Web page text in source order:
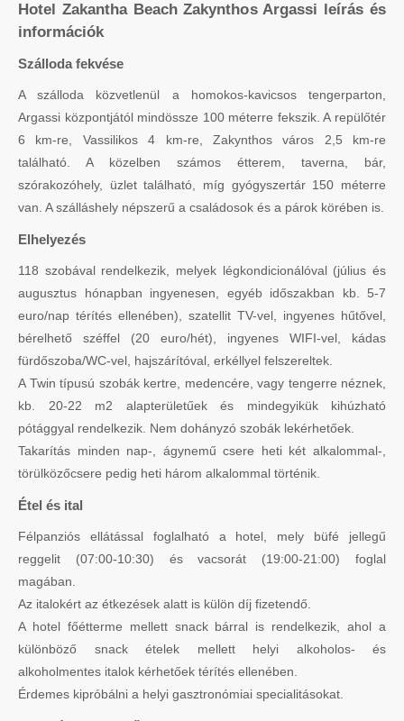
Hotel Zakantha Beach Zakynthos Argassi leírás és
információk
Szálloda fekvése
A szálloda közvetlenül a homokos-kavicsos tengerparton,
Argassi központjától mindössze 100 méterre fekszik. A repülőtér
6 km-re, Vassilikos 4 km-re, Zakynthos város 2,5 km-re
található. A közelben számos étterem, taverna, bár,
szórakozóhely, üzlet található, míg gyógyszertár 150 méterre
van. A szálláshely népszerű a családosok és a párok körében is.
Elhelyezés
118 szobával rendelkezik, melyek légkondicionálóval (július és
augusztus hónapban ingyenesen, egyéb időszakban kb. 5-7
euro/nap térítés ellenében), szatellit TV-vel, ingyenes hűtővel,
bérelhető széffel (20 euro/hét), ingyenes WIFI-vel, kádas
fürdőszoba/WC-vel, hajszárítóval, erkéllyel felszereltek.
A Twin típusú szobák kertre, medencére, vagy tengerre néznek,
kb. 20-22 m2 alapterületűek és mindegyikük kihúzható
pótággyal rendelkezik. Nem dohányzó szobák lekérhetőek.
Takarítás minden nap-, ágynemű csere heti két alkalommal-,
törülközőcsere pedig heti három alkalommal történik.
Étel és ital
Félpanziós ellátással foglalható a hotel, mely büfé jellegű
reggelit (07:00-10:30) és vacsorát (19:00-21:00) foglal
magában.
Az italokért az étkezések alatt is külön díj fizetendő.
A hotel főétterme mellett snack bárral is rendelkezik, ahol a
különböző snack ételek mellett helyi alkoholos- és
alkoholmentes italok kérhetőek térítés ellenében.
Érdemes kipróbálni a helyi gasztronómiai specialitásokat.